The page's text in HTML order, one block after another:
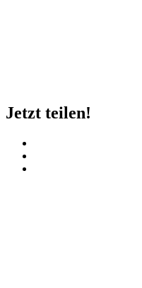
Jetzt teilen!